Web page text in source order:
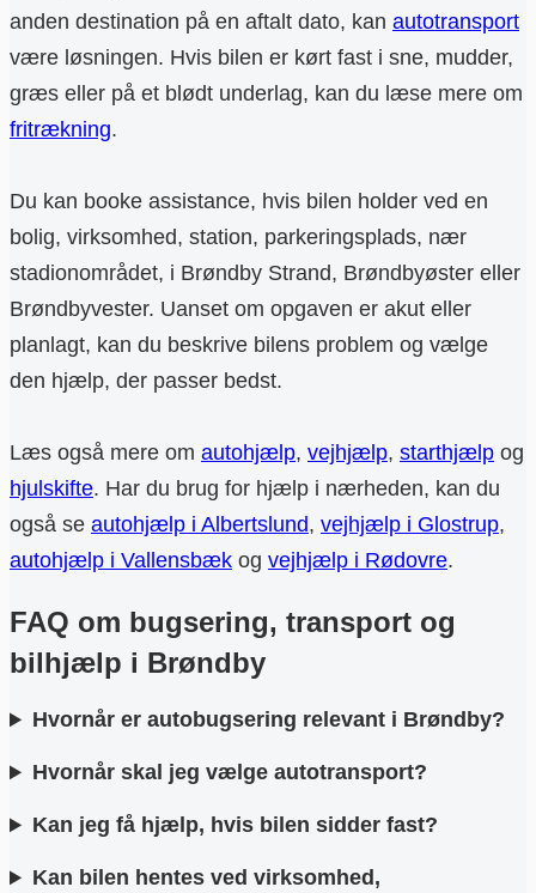
anden destination på en aftalt dato, kan autotransport
være løsningen. Hvis bilen er kørt fast i sne, mudder,
græs eller på et blødt underlag, kan du læse mere om
fritrækning.
Du kan booke assistance, hvis bilen holder ved en
bolig, virksomhed, station, parkeringsplads, nær
stadionområdet, i Brøndby Strand, Brøndbyøster eller
Brøndbyvester. Uanset om opgaven er akut eller
planlagt, kan du beskrive bilens problem og vælge
den hjælp, der passer bedst.
Læs også mere om autohjælp, vejhjælp, starthjælp og
hjulskifte. Har du brug for hjælp i nærheden, kan du
også se autohjælp i Albertslund, vejhjælp i Glostrup,
autohjælp i Vallensbæk og vejhjælp i Rødovre.
FAQ om bugsering, transport og
bilhjælp i Brøndby
Hvornår er autobugsering relevant i Brøndby?
Hvornår skal jeg vælge autotransport?
Kan jeg få hjælp, hvis bilen sidder fast?
Kan bilen hentes ved virksomhed,